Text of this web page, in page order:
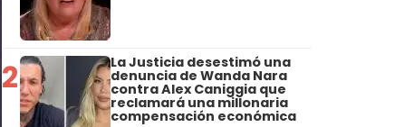
2 La Justicia desestimó una
denuncia de Wanda Nara
contra Alex Caniggia que
reclamará una millonaria
compensación económica